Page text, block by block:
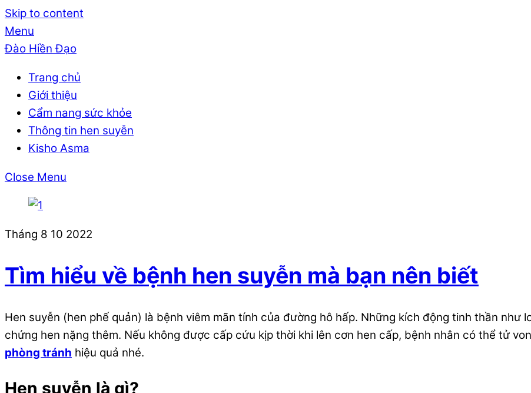
Skip to content
Menu
Đào Hiền Đạo
Trang chủ
Giới thiệu
Cẩm nang sức khỏe
Thông tin hen suyễn
Kisho Asma
Close Menu
Tháng 8 10 2022
Tìm hiểu về bệnh hen suyễn mà bạn nên biết
Hen suyễn (hen phế quản) là bệnh viêm mãn tính của đường hô hấp. Những kích động tinh thần như
chứng hen nặng thêm. Nếu không được cấp cứu kịp thời khi lên cơn hen cấp, bệnh nhân có thể tử
phòng tránh hiệu quả nhé.
Hen suyễn là gì?